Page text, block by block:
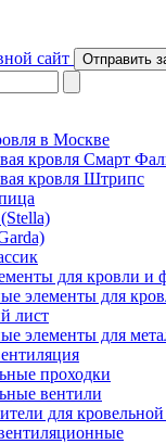
сайт Отправить
в Москве
кровля Смарт
кровля Штрипс
для кровли и
элементы для
лист
элементы для
проходки
вентили
для